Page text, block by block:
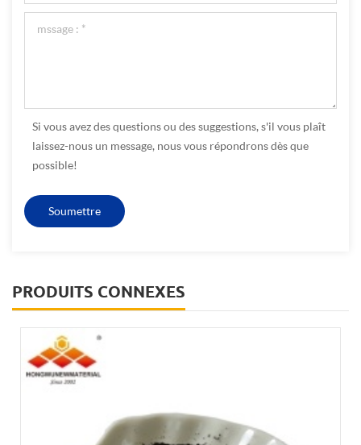
Si vous avez des questions ou des suggestions, s'il vous plaît
laissez-nous un message, nous vous répondrons dès que
possible!
PRODUITS CONNEXES